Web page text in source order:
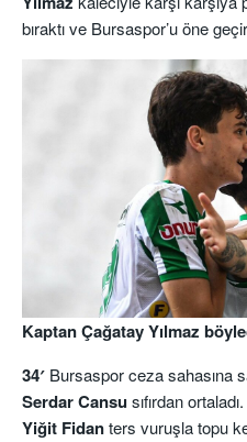
bıraktı ve Bursaspor’u öne
Kaptan Çağatay Yılmaz
34′ Bursaspor ceza sahasına
Serdar Cansusıfırdan
Yiğit Fidanters vuruşla topu